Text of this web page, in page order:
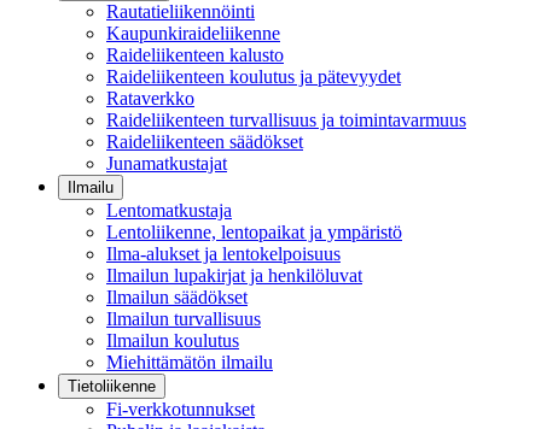
Rautatieliikennöinti
Kaupunkiraideliikenne
Raideliikenteen kalusto
Raideliikenteen koulutus ja pätevyydet
Rataverkko
Raideliikenteen turvallisuus ja toimintavarmuus
Raideliikenteen säädökset
Junamatkustajat
Ilmailu
Lentomatkustaja
Lentoliikenne, lentopaikat ja ympäristö
Ilma-alukset ja lentokelpoisuus
Ilmailun lupakirjat ja henkilöluvat
Ilmailun säädökset
Ilmailun turvallisuus
Ilmailun koulutus
Miehittämätön ilmailu
Tietoliikenne
Fi-verkkotunnukset